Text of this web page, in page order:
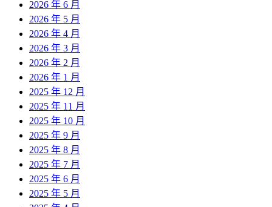
2026 年 6 月
2026 年 5 月
2026 年 4 月
2026 年 3 月
2026 年 2 月
2026 年 1 月
2025 年 12 月
2025 年 11 月
2025 年 10 月
2025 年 9 月
2025 年 8 月
2025 年 7 月
2025 年 6 月
2025 年 5 月